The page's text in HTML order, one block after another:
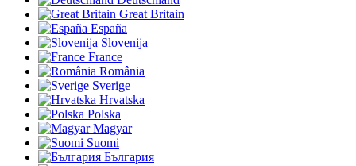
Great Britain
España
Slovenija
France
România
Sverige
Hrvatska
Polska
Magyar
Suomi
България